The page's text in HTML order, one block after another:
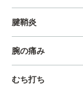
腱鞘炎
腕の痛み
むち打ち